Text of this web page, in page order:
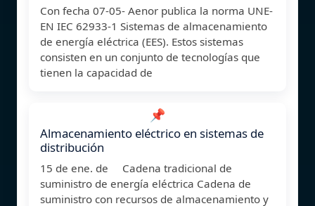
Con fecha 07-05- Aenor publica la norma UNE-
EN IEC 62933-1 Sistemas de almacenamiento
de energía eléctrica (EES). Estos sistemas
consisten en un conjunto de tecnologías que
tienen la capacidad de
📌
Almacenamiento eléctrico en sistemas de
distribución
15 de ene. de Cadena tradicional de
suministro de energía eléctrica Cadena de
suministro con recursos de almacenamiento y